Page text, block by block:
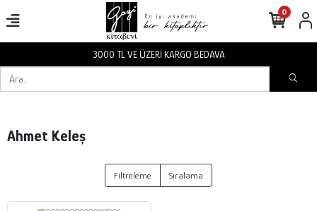
3000 TL VE ÜZERİ KARGO BEDAVA
0
Ahmet Keleş
Filtreleme Sıralama